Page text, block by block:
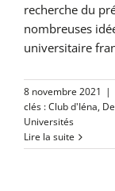
recherche du
nombreuses
universitaire
8 novembre 2021 |
clés :Club d'Iéna,
Universités
Lire la suite